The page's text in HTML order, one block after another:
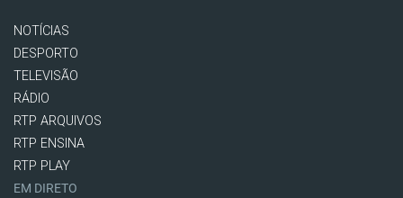
NOTÍCIAS
DESPORTO
TELEVISÃO
RÁDIO
RTP ARQUIVOS
RTP ENSINA
RTP PLAY
EM DIRETO